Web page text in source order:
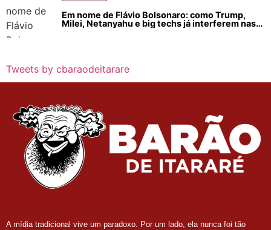
Em nome de Flávio Bolsonaro: como Trump,
Milei, Netanyahu e big techs já interferem nas
Tweets by cbaraodeitarare
A mídia tradicional vive um paradoxo. Por um lado, ela nunca foi tão